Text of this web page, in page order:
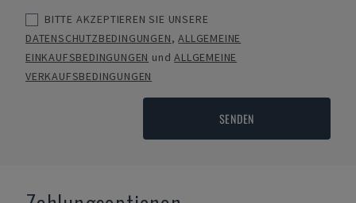
BITTE AKZEPTIEREN SIE UNSERE
DATENSCHUTZBEDINGUNGEN,ALLGEMEINE
EINKAUFSBEDINGUNGEN undALLGEMEINE
VERKAUFSBEDINGUNGEN
SENDEN